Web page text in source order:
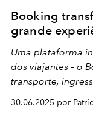
Booking
grande
Uma plataforma
dos viajantes – o
transporte,
30.06.2025 por